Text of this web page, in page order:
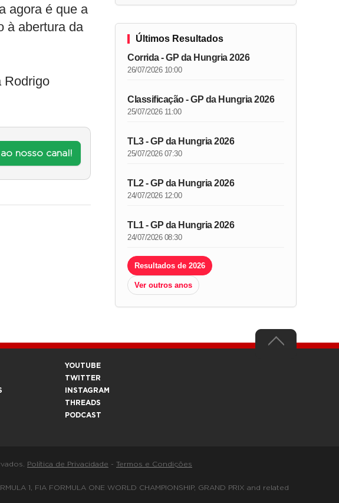
agora é que a
à abertura da
Rodrigo
nosso canal!
Últimos Resultados
Corrida - GP da Hungria 2026
26/07/2026 10:00
Classificação - GP da Hungria 2026
25/07/2026 11:00
TL3 - GP da Hungria 2026
25/07/2026 07:30
TL2 - GP da Hungria 2026
24/07/2026 12:00
TL1 - GP da Hungria 2026
24/07/2026 08:30
Resultados de 2026
Ver outros anos
YOUTUBE
TWITTER
INSTAGRAM
THREADS
PODCAST
Política de Privacidade - Termos e Condições
1, FIA FORMULA ONE WORLD CHAMPIONSHIP, GRAND PRIX and related